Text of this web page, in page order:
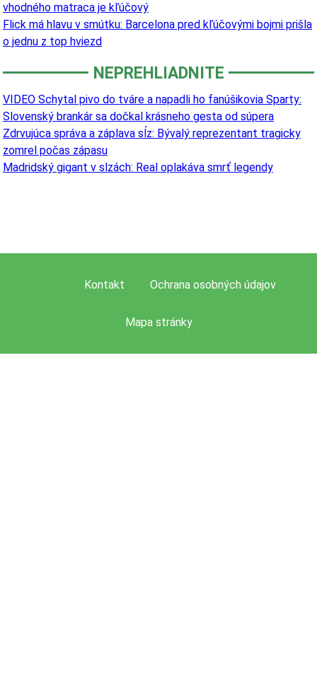
vhodného matraca je kľúčový
Flick má hlavu v smútku: Barcelona pred kľúčovými bojmi prišla
o jednu z top hviezd
NEPREHLIADNITE
VIDEO Schytal pivo do tváre a napadli ho fanúšikovia Sparty:
Slovenský brankár sa dočkal krásneho gesta od súpera
Zdrvujúca správa a záplava sĺz: Bývalý reprezentant tragicky
zomrel počas zápasu
Madridský gigant v slzách: Real oplakáva smrť legendy
Kontakt Ochrana osobných údajov
Mapa stránky